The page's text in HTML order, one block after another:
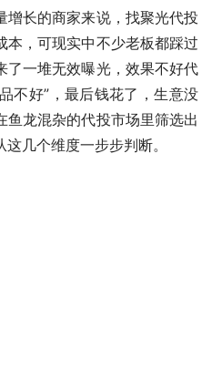
增长的商家来说，找聚光代投
本，可现实中不少老板都踩过
了一堆无效曝光，效果不好代
不好”，最后钱花了，生意没
鱼龙混杂的代投市场里筛选出
几个维度一步步判断。